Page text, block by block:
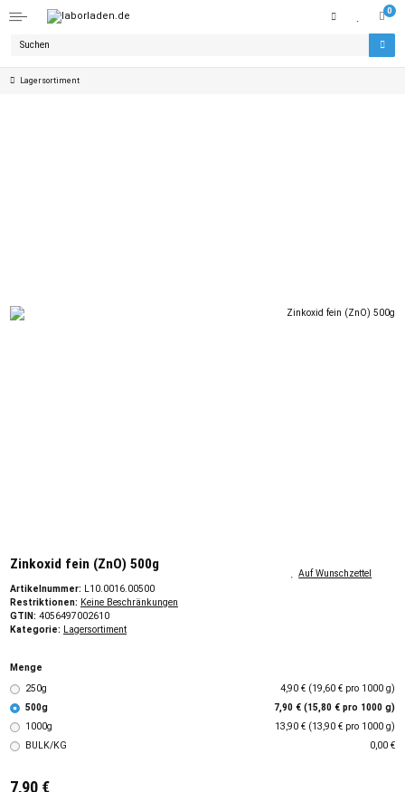
0
Lagersortiment
Zinkoxid fein (ZnO) 500g
Artikelnummer: L10.0016.00500
Restriktionen: Keine Beschränkungen
GTIN: 4056497002610
Kategorie: Lagersortiment
Menge
250g
4,90 € (19,60 € pro 1000 g)
500g
7,90 € (15,80 € pro 1000 g)
1000g
13,90 € (13,90 € pro 1000 g)
BULK/KG
0,00 €
7,90 €
Auf Wunschzettel